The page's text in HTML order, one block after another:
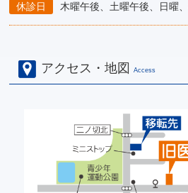
休診日 木曜午後、土曜午後、日曜
アクセス・地図Access